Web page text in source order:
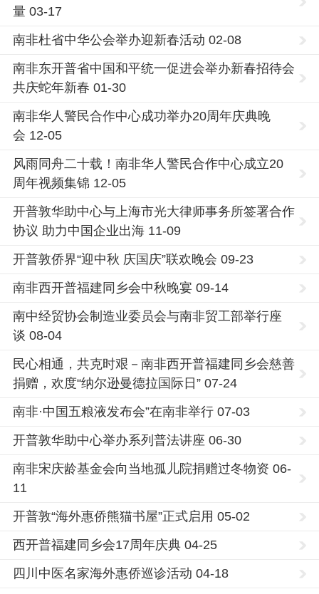
量 03-17
南非杜省中华公会举办迎新春活动 02-08
南非东开普省中国和平统一促进会举办新春招待会
共庆蛇年新春 01-30
南非华人警民合作中心成功举办20周年庆典晚
会 12-05
风雨同舟二十载！南非华人警民合作中心成立20
周年视频集锦 12-05
开普敦华助中心与上海市光大律师事务所签署合作
协议 助力中国企业出海 11-09
开普敦侨界“迎中秋 庆国庆”联欢晚会 09-23
南非西开普福建同乡会中秋晚宴 09-14
南中经贸协会制造业委员会与南非贸工部举行座
谈 08-04
民心相通，共克时艰－南非西开普福建同乡会慈善
捐赠，欢度“纳尔逊曼德拉国际日” 07-24
南非·中国五粮液发布会”在南非举行 07-03
开普敦华助中心举办系列普法讲座 06-30
南非宋庆龄基金会向当地孤儿院捐赠过冬物资 06-
11
开普敦“海外惠侨熊猫书屋”正式启用 05-02
西开普福建同乡会17周年庆典 04-25
四川中医名家海外惠侨巡诊活动 04-18